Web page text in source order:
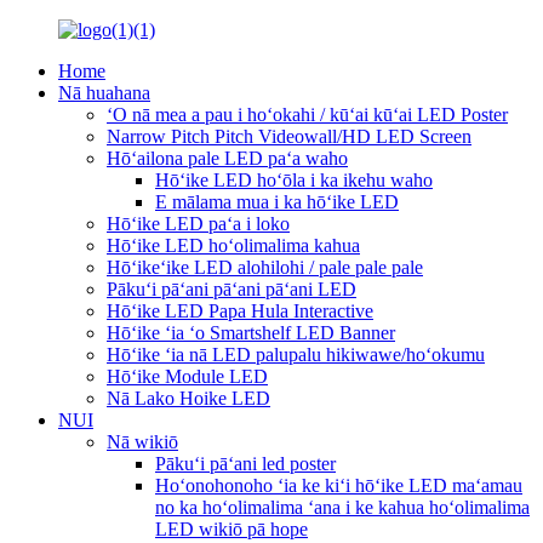
Home
Nā huahana
ʻO nā mea a pau i hoʻokahi / kūʻai kūʻai LED Poster
Narrow Pitch Pitch Videowall/HD LED Screen
Hōʻailona pale LED paʻa waho
Hōʻike LED hoʻōla i ka ikehu waho
E mālama mua i ka hōʻike LED
Hōʻike LED paʻa i loko
Hōʻike LED hoʻolimalima kahua
Hōʻikeʻike LED alohilohi / pale pale pale
Pākuʻi pāʻani pāʻani pāʻani LED
Hōʻike LED Papa Hula Interactive
Hōʻike ʻia ʻo Smartshelf LED Banner
Hōʻike ʻia nā LED palupalu hikiwawe/hoʻokumu
Hōʻike Module LED
Nā Lako Hoike LED
NUI
Nā wikiō
Pākuʻi pāʻani led poster
Hoʻonohonoho ʻia ke kiʻi hōʻike LED maʻamau
no ka hoʻolimalima ʻana i ke kahua hoʻolimalima
LED wikiō pā hope